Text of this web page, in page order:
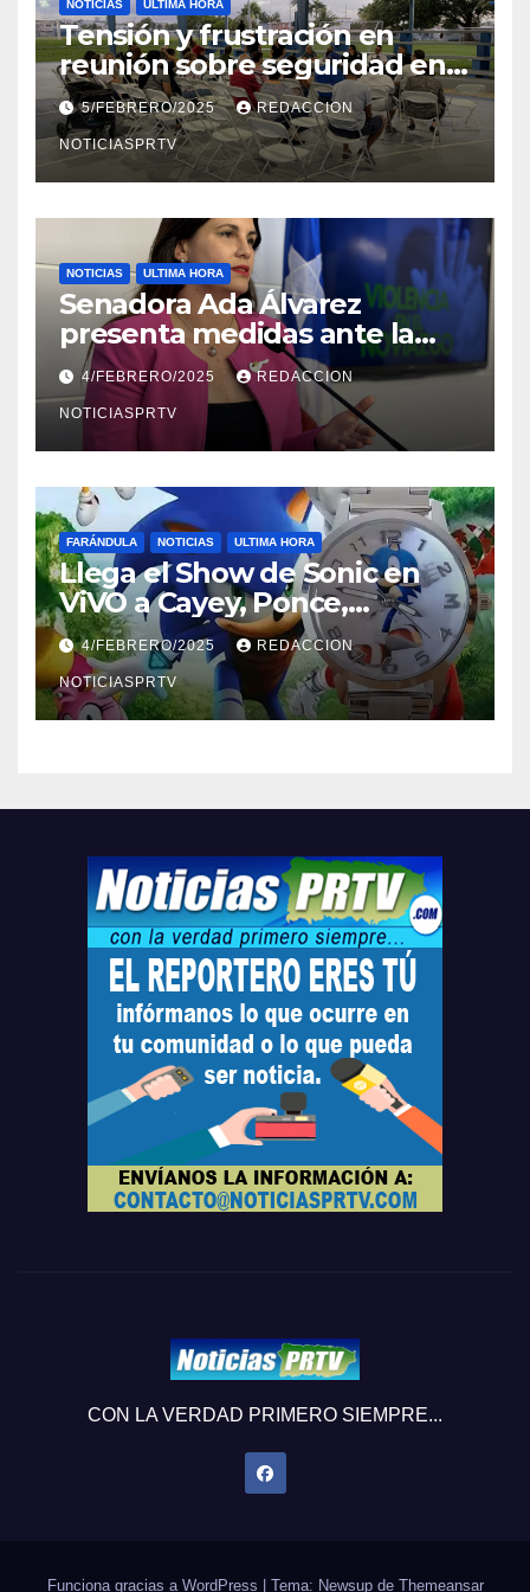
NOTICIAS ULTIMA HORA
Tensión y frustración en
reunión sobre seguridad en
Reparto Metropolitano
5/FEBRERO/2025 REDACCION
NOTICIASPRTV
NOTICIAS ULTIMA HORA
Senadora Ada Álvarez
presenta medidas ante la
violencia en el noviazgo
4/FEBRERO/2025 REDACCION
NOTICIASPRTV
FARÁNDULA NOTICIAS ULTIMA HORA
Llega el Show de Sonic en
ViVO a Cayey, Ponce,
Barceloneta y Humacao,
Relojes gratis para el que
compre ahora….
4/FEBRERO/2025 REDACCION
NOTICIASPRTV
CON LA VERDAD PRIMERO SIEMPRE...
Funciona gracias a WordPress | Tema: Newsup de Themeansar